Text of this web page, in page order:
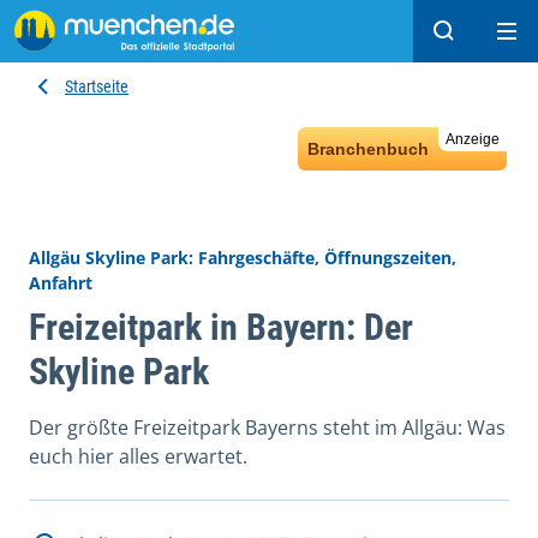
Suchen
Startseite
Anzeige
Branchenbuch
Allgäu Skyline Park: Fahrgeschäfte, Öffnungszeiten,
Anfahrt
Freizeitpark in Bayern: Der
Skyline Park
Der größte Freizeitpark Bayerns steht im Allgäu: Was
euch hier alles erwartet.